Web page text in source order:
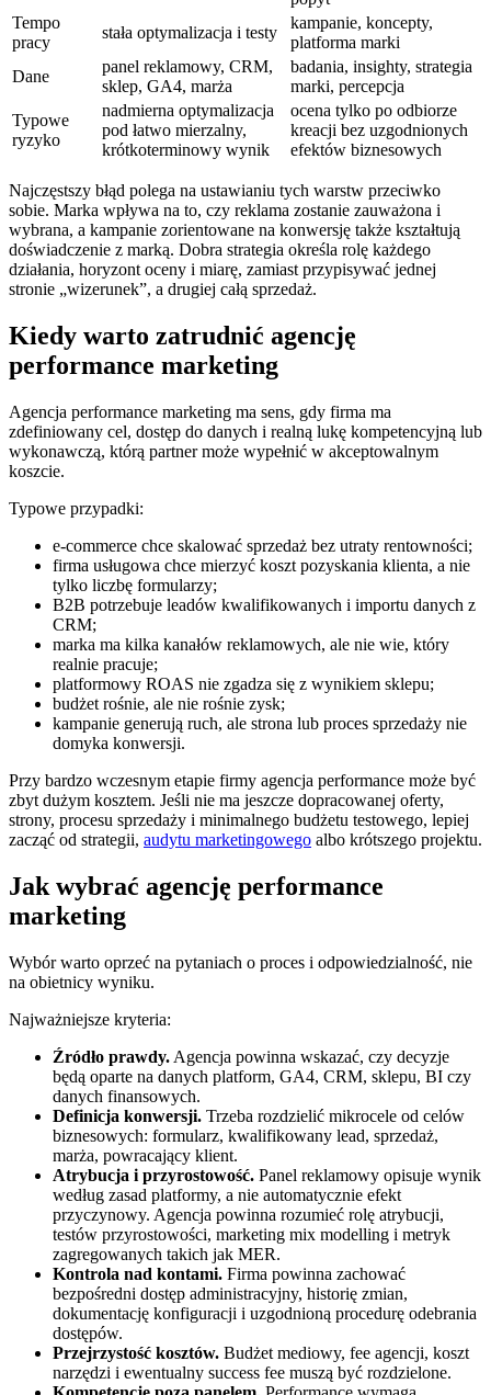
Tempo
pracy
stała optymalizacja i testy
kampanie, koncepty,
platforma marki
Dane
panel reklamowy, CRM,
sklep, GA4, marża
badania, insighty, strategia
marki, percepcja
Typowe
ryzyko
nadmierna optymalizacja
pod łatwo mierzalny,
krótkoterminowy wynik
ocena tylko po odbiorze
kreacji bez uzgodnionych
efektów biznesowych
Najczęstszy błąd polega na ustawianiu tych warstw przeciwko
sobie. Marka wpływa na to, czy reklama zostanie zauważona i
wybrana, a kampanie zorientowane na konwersję także kształtują
doświadczenie z marką. Dobra strategia określa rolę każdego
działania, horyzont oceny i miarę, zamiast przypisywać jednej
stronie „wizerunek”, a drugiej całą sprzedaż.
Kiedy warto zatrudnić agencję
performance marketing
Agencja performance marketing ma sens, gdy firma ma
zdefiniowany cel, dostęp do danych i realną lukę kompetencyjną lub
wykonawczą, którą partner może wypełnić w akceptowalnym
koszcie.
Typowe przypadki:
e-commerce chce skalować sprzedaż bez utraty rentowności;
firma usługowa chce mierzyć koszt pozyskania klienta, a nie
tylko liczbę formularzy;
B2B potrzebuje leadów kwalifikowanych i importu danych z
CRM;
marka ma kilka kanałów reklamowych, ale nie wie, który
realnie pracuje;
platformowy ROAS nie zgadza się z wynikiem sklepu;
budżet rośnie, ale nie rośnie zysk;
kampanie generują ruch, ale strona lub proces sprzedaży nie
domyka konwersji.
Przy bardzo wczesnym etapie firmy agencja performance może być
zbyt dużym kosztem. Jeśli nie ma jeszcze dopracowanej oferty,
strony, procesu sprzedaży i minimalnego budżetu testowego, lepiej
zacząć od strategii, audytu marketingowego albo krótszego projektu.
Jak wybrać agencję performance
marketing
Wybór warto oprzeć na pytaniach o proces i odpowiedzialność, nie
na obietnicy wyniku.
Najważniejsze kryteria:
Źródło prawdy. Agencja powinna wskazać, czy decyzje
będą oparte na danych platform, GA4, CRM, sklepu, BI czy
danych finansowych.
Definicja konwersji. Trzeba rozdzielić mikrocele od celów
biznesowych: formularz, kwalifikowany lead, sprzedaż,
marża, powracający klient.
Atrybucja i przyrostowość. Panel reklamowy opisuje wynik
według zasad platformy, a nie automatycznie efekt
przyczynowy. Agencja powinna rozumieć rolę atrybucji,
testów przyrostowości, marketing mix modelling i metryk
zagregowanych takich jak MER.
Kontrola nad kontami. Firma powinna zachować
bezpośredni dostęp administracyjny, historię zmian,
dokumentację konfiguracji i uzgodnioną procedurę odebrania
dostępów.
Przejrzystość kosztów. Budżet mediowy, fee agencji, koszt
narzędzi i ewentualny success fee muszą być rozdzielone.